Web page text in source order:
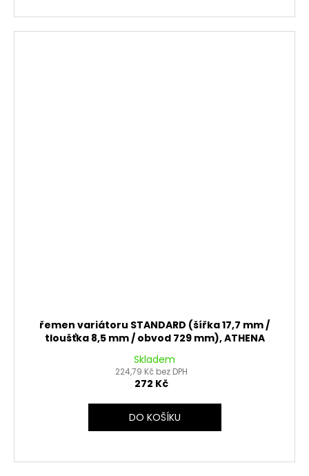
řemen variátoru STANDARD (šířka 17,7 mm /
tloušťka 8,5 mm / obvod 729 mm), ATHENA
Skladem
224,79 Kč bez DPH
272 Kč
DO KOŠÍKU